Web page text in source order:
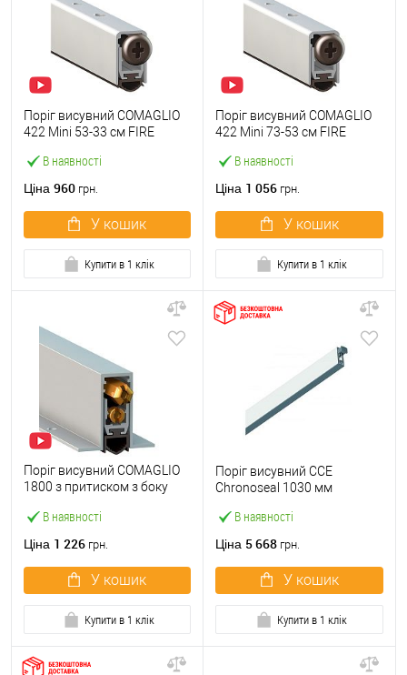
В наявності
Поріг висувний COMAGLIO
422 Mini 53-33 cм FIRE
Ціна 960 грн.
У кошик
Купити в 1 клік
В наявності
Поріг висувний COMAGLIO
422 Mini 73-53 cм FIRE
Ціна 1 056 грн.
У кошик
Купити в 1 клік
В наявності
Поріг висувний COMAGLIO
1800 з притиском з боку
Ціна 1 226 грн.
У кошик
Купити в 1 клік
В наявності
Поріг висувний CCE
Chronoseal 1030 мм
Ціна 5 668 грн.
У кошик
Купити в 1 клік